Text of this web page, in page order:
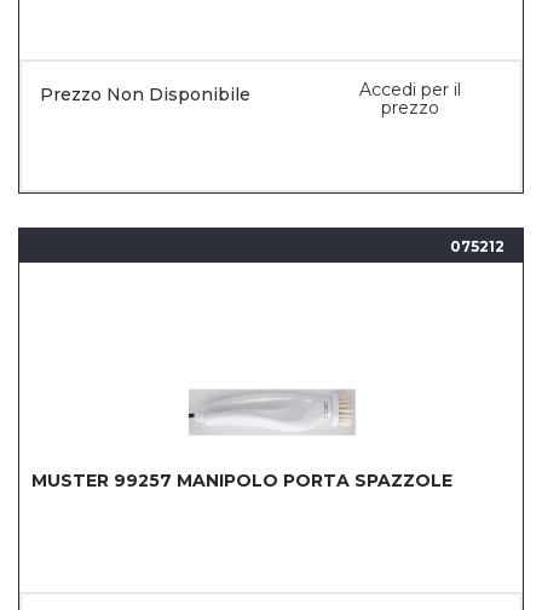
Prezzo Non Disponibile
Accedi per il
prezzo
075212
MUSTER 99257 MANIPOLO PORTA SPAZZOLE